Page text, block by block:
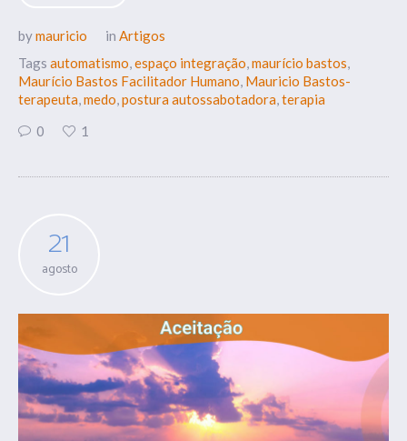
bymauricio in Artigos
Tags automatismo,espaço integração,maurício bastos,
Maurício Bastos Facilitador Humano, Mauricio Bastos-
terapeuta,medo,postura autossabotadora,terapia
0
1
21
agosto